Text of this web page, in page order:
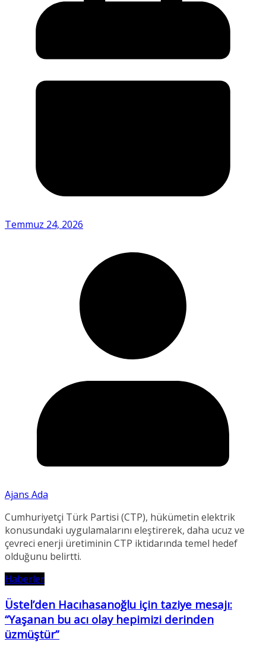
Temmuz 24, 2026
Ajans Ada
Cumhuriyetçi Türk Partisi (CTP), hükümetin elektrik
konusundaki uygulamalarını eleştirerek, daha ucuz ve
çevreci enerji üretiminin CTP iktidarında temel hedef
olduğunu belirtti.
Haberler
Üstel’den Hacıhasanoğlu için taziye mesajı:
“Yaşanan bu acı olay hepimizi derinden
üzmüştür”